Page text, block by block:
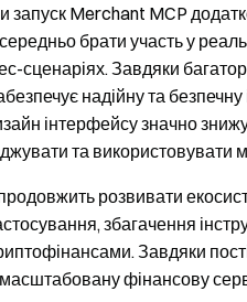
запуск Merchant MCP
брати участь у
сценаріях. Завдяки
надійну та
інтерфейсу значно
та використовувати
розвивати
збагачення
Завдяки
фінансову